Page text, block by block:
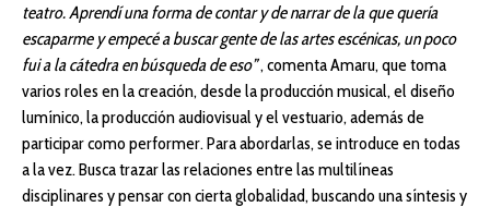
teatro. Aprendí una forma de contar y de narrar de la que quería
escaparme y empecé a buscar gente de las artes escénicas, un poco
fui a la cátedra en búsqueda de eso”, comenta Amaru, que toma
varios roles en la creación, desde la producción musical, el diseño
lumínico, la producción audiovisual y el vestuario, además de
participar como performer. Para abordarlas, se introduce en todas
a la vez. Busca trazar las relaciones entre las multilíneas
disciplinares y pensar con cierta globalidad, buscando una síntesis y